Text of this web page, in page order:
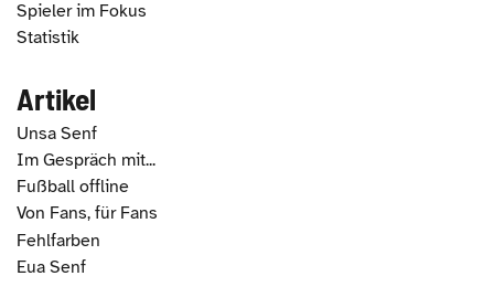
Spieler im Fokus
Statistik
Artikel
Unsa Senf
Im Gespräch mit...
Fußball offline
Von Fans, für Fans
Fehlfarben
Eua Senf